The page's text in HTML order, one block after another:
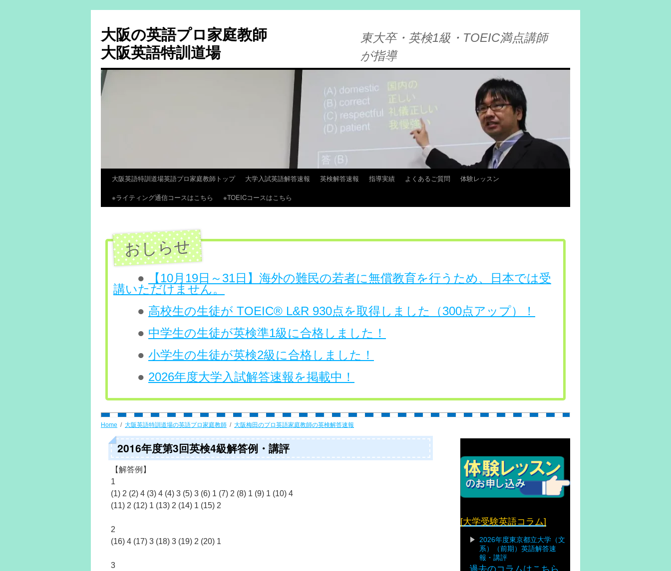
大阪の英語プロ家庭教師
大阪英語特訓道場
東大卒・英検1級・TOEIC満点講師
が指導
大阪英語特訓道場英語プロ家庭教師トップ 大学入試英語解答速報 英検解答速報 指導実績 よくあるご質問
体験レッスン
※ライティング通信コースはこちら
※TOEICコースはこちら
●
【10月19日～31日】海外の難民の若者に無償教育を行うため、日本では受
講いただけません。
● 高校生の生徒が TOEIC® L&R 930点を取得しました（300点アップ）！
● 中学生の生徒が英検準1級に合格しました！
● 小学生の生徒が英検2級に合格しました！
● 2026年度大学入試解答速報を掲載中！
Home 大阪英語特訓道場の英語プロ家庭教師 大阪梅田のプロ英語家庭教師の英検解答速報
2016年度第3回英検4級解答例・講評
【解答例】
1
(1) 2 (2) 4 (3) 4 (4) 3 (5) 3 (6) 1 (7) 2 (8) 1 (9) 1 (10) 4
(11) 2 (12) 1 (13) 2 (14) 1 (15) 2
2
(16) 4 (17) 3 (18) 3 (19) 2 (20) 1
3
[大学受験英語コラム]
2026年度東京都立大学（文
系）（前期）英語解答速
報・講評
過去のコラムはこちら